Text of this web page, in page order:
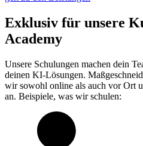
Exklusiv für unsere
Academy
Unsere Schulungen machen dein
deinen KI-Lösungen.
wir sowohl online als auch vor Ort
an. Beispiele, was wir schulen: